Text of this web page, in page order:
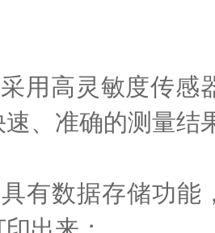
高灵敏度传感
、准确的测量结
数据存储功能